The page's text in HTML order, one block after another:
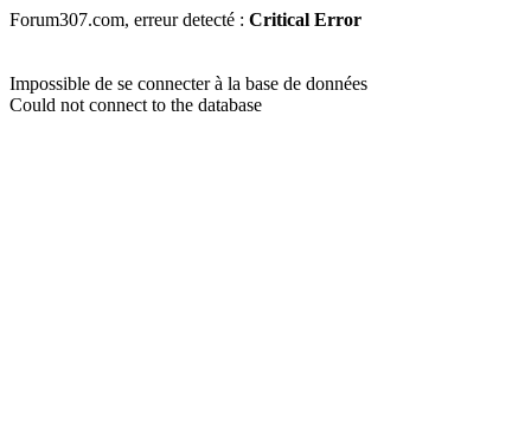
Forum307.com, erreur detecté : Critical Error
Impossible de se connecter à la base de données
Could not connect to the database